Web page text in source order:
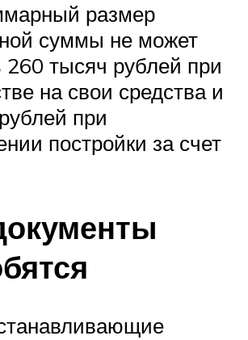
размер
суммы не может
тысяч рублей при
на свои средства и
при
постройки за счет